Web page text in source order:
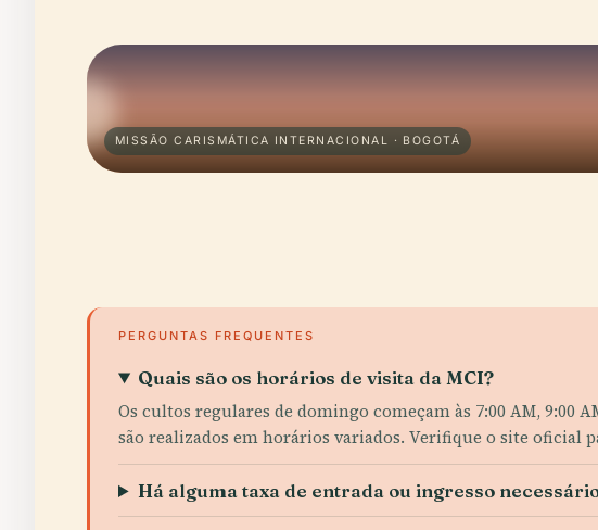
MISSÃO CARISMÁTICA INTERNACIONAL · BOGOTÁ
PERGUNTAS FREQUENTES
Quais são os horários de visita da MCI?
Os cultos regulares de domingo começam às 7:00 AM, 9:00
são realizados em horários variados. Verifique o site oficial
Há alguma taxa de entrada ou ingresso